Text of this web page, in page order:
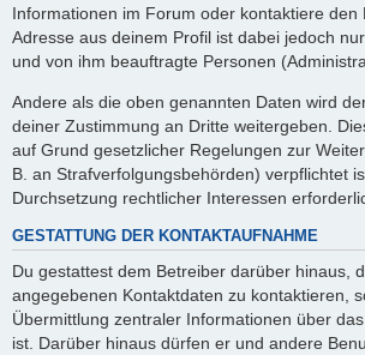
Informationen im Forum oder kontaktiere den
Adresse aus deinem Profil ist dabei jedoch
und von ihm beauftragte Personen
Andere als die oben genannten Daten wird
deiner Zustimmung an Dritte weitergeben.
auf Grund gesetzlicher Regelungen zur
B. an Strafverfolgungsbehörden) verpflichtet
Durchsetzung rechtlicher Interessen
GESTATTUNG DER KONTAKTAUFNAHME
Du gestattest dem Betreiber darüber hinaus,
angegebenen Kontaktdaten zu kontaktieren,
Übermittlung zentraler Informationen über
ist. Darüber hinaus dürfen er und andere